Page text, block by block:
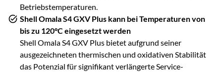
Betriebstemperaturen.
Shell Omala S4 GXV Plus kann bei Temperaturen von
bis zu 120°C eingesetzt werden
Shell Omala S4 GXV Plus bietet aufgrund seiner
ausgezeichneten thermischen und oxidativen Stabilität
das Potenzial für signifikant verlängerte Service-